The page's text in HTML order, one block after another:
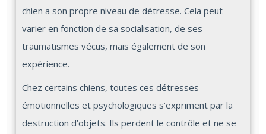
chien a son propre niveau de détresse. Cela peut
varier en fonction de sa socialisation, de ses
traumatismes vécus, mais également de son
expérience.
Chez certains chiens, toutes ces détresses
émotionnelles et psychologiques s’expriment par la
destruction d’objets. Ils perdent le contrôle et ne se